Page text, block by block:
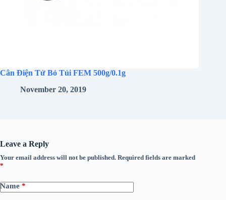
Cân Điện Tử Bỏ Túi FEM 500g/0.1g
November 20, 2019
Leave a Reply
Your email address will not be published. Required fields are marked
*
Name *